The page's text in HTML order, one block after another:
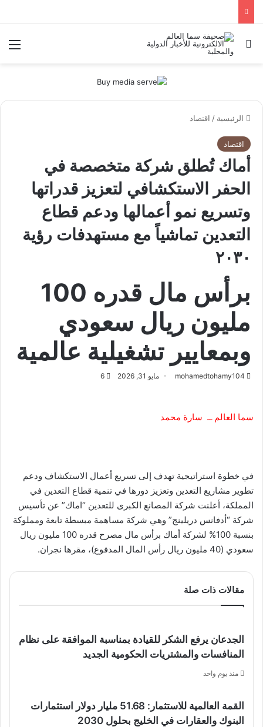
بحث عن
الرئيسية / اقتصاد
اقتصاد
أماك تُطلق شركة متخصصة في
الحفر الاستكشافي لتعزيز قدراتها
وتسريع نمو أعمالها ودعم قطاع
التعدين تماشياً مع مستهدفات رؤية
٢٠٣٠
برأس مال قدره 100
مليون ريال سعودي
وبمعايير تشغيلية عالمية
mohamedtohamy104 مايو 31, 2026 6
سما العالم ــ سارة محمد
في خطوة استراتيجية تهدف إلى تسريع أعمال الاستكشاف ودعم
تطوير مشاريع التعدين وتعزيز دورها في تنمية قطاع التعدين في
المملكة، أعلنت شركة المصانع الكبرى للتعدين “اماك” عن تأسيس
شركة “أدفانس دريلينج” وهي شركة مساهمة مبسطة تابعة ومملوكة
بنسبة 100% لشركة أماك برأس مال مصرح قدره 100 مليون ريال
سعودي (40 مليون ريال رأس المال المدفوع)، مقرها نجران.
مقالات ذات صلة
الجدعان يرفع الشكر للقيادة بمناسبة الموافقة على نظام
المنافسات والمشتريات الحكومية الجديد
منذ يوم واحد
القمة العالمية للاستثمار: 51.68 مليار دولار استثمارات
البنوك والعقارات في الخليج بحلول 2030